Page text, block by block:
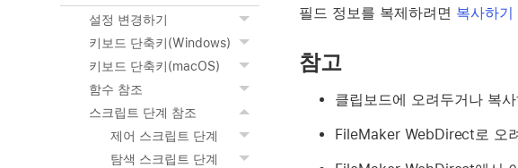
설정 변경하기
키보드 단축키(Windows)
키보드 단축키(macOS)
함수 참조
스크립트 단계 참조
제어 스크립트 단계
탐색 스크립트 단계
필드 정보를 복제하려면 복사하기
참고
클립보드에 오려두거나 복
FileMaker WebDirect로 오